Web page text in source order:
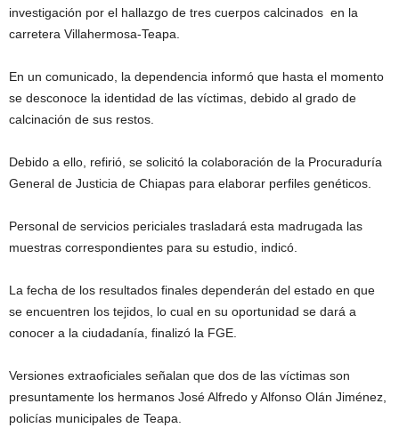
investigación por el hallazgo de tres cuerpos calcinados en la
carretera Villahermosa-Teapa.
En un comunicado, la dependencia informó que hasta el momento
se desconoce la identidad de las víctimas, debido al grado de
calcinación de sus restos.
Debido a ello, refirió, se solicitó la colaboración de la Procuraduría
General de Justicia de Chiapas para elaborar perfiles genéticos.
Personal de servicios periciales trasladará esta madrugada las
muestras correspondientes para su estudio, indicó.
La fecha de los resultados finales dependerán del estado en que
se encuentren los tejidos, lo cual en su oportunidad se dará a
conocer a la ciudadanía, finalizó la FGE.
Versiones extraoficiales señalan que dos de las víctimas son
presuntamente los hermanos José Alfredo y Alfonso Olán Jiménez,
policías municipales de Teapa.